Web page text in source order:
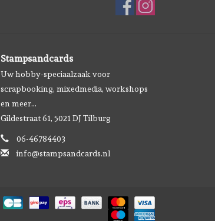
Stampsandcards
Uw hobby-speciaalzaak voor
scrapbooking, mixedmedia, workshops
en meer...
Gildestraat 61, 5021 DJ Tilburg
06-46784403
info@stampsandcards.nl